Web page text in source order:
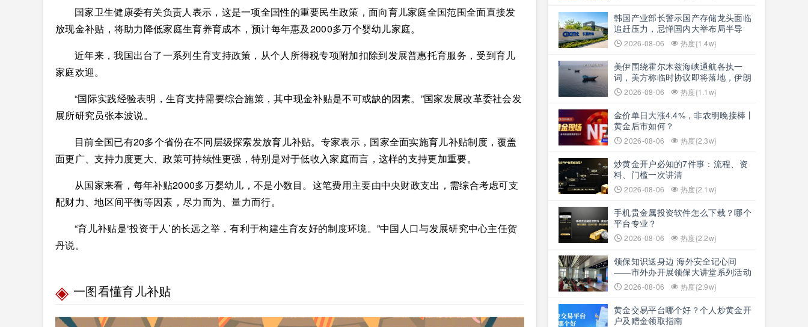
国家卫生健康委有关负责人表示，这是一项全国性的重要民生政策，面向育儿家庭全国范围全面直接发
放现金补贴，将助力降低家庭生育养育成本，预计每年惠及2000多万个婴幼儿家庭。
近年来，我国出台了一系列生育支持政策，从个人所得税专项附加扣除到发展普惠托育服务，受到育儿
家庭欢迎。
“国际实践经验表明，生育支持需要综合施策，其中现金补贴是不可或缺的因素。”国家发展改革委社会发
展所研究员张本波说。
目前全国已有20多个省份在不同层级探索发放育儿补贴。专家表示，国家全面实施育儿补贴制度，覆盖
面更广、支持力度更大、政策可持续性更强，特别是对于低收入家庭而言，这样的支持更加重要。
从国家来看，每年补贴2000多万婴幼儿，不是小数目。这笔费用主要由中央财政支出，需综合考虑可支
配财力、地区间平衡等因素，尽力而为、量力而行。
“育儿补贴是‘投资于人’的长远之举，有利于构建生育友好的制度环境。”中国人口与发展研究中心主任贺
丹说。
一图看懂育儿补贴
韩国产业部长警示国产存储龙头面临
追赶压力，忌惮国内大举布局半导
体，呼吁加码本土资本投入避免优势
流失
2026-08-06 热度{1.4w}
美伊围绕霍尔木兹海峡通航各执一
词，美方称临时协议即将落地，伊朗
坚称仅与阿曼双边磋商、通航恢复取
决于美方态度
2026-08-06 热度{1.1w}
金价单日大涨4.4%，非农明晚接棒丨
黄金后市如何？
2026-08-06 热度{2.3w}
炒黄金开户必知的7件事：流程、资
料、门槛一次讲清
2026-08-06 热度{2.1w}
手机贵金属投资软件怎么下载？哪个
平台专业？
2026-08-06 热度{2.2w}
领保知识送身边 海外安全记心间
——市外办开展领保大讲堂系列活动
2026-08-06 热度{2.9w}
黄金交易平台哪个好？个人炒黄金开
户及赠金领取指南